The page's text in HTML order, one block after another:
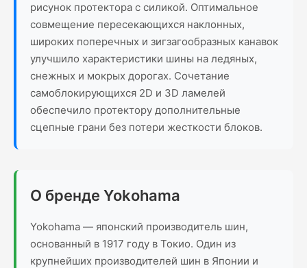
рисунок протектора с силикой. Оптимальное
совмещение пересекающихся наклонных,
широких поперечных и зигзагообразных канавок
улучшило характеристики шины на ледяных,
снежных и мокрых дорогах. Сочетание
самоблокирующихся 2D и 3D ламелей
обеспечило протектору дополнительные
сцепные грани без потери жесткости блоков.
О бренде Yokohama
Yokohama — японский производитель шин,
основанный в 1917 году в Токио. Один из
крупнейших производителей шин в Японии и